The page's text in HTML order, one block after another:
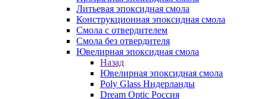
Литьевая эпоксидная смола
Конструкционная эпоксидная смола
Смола с отвердителем
Смола без отвердителя
Ювелирная эпоксидная смола
Назад
Ювелирная эпоксидная смола
Poly Glass Нидерланды
Dream Optic Россия